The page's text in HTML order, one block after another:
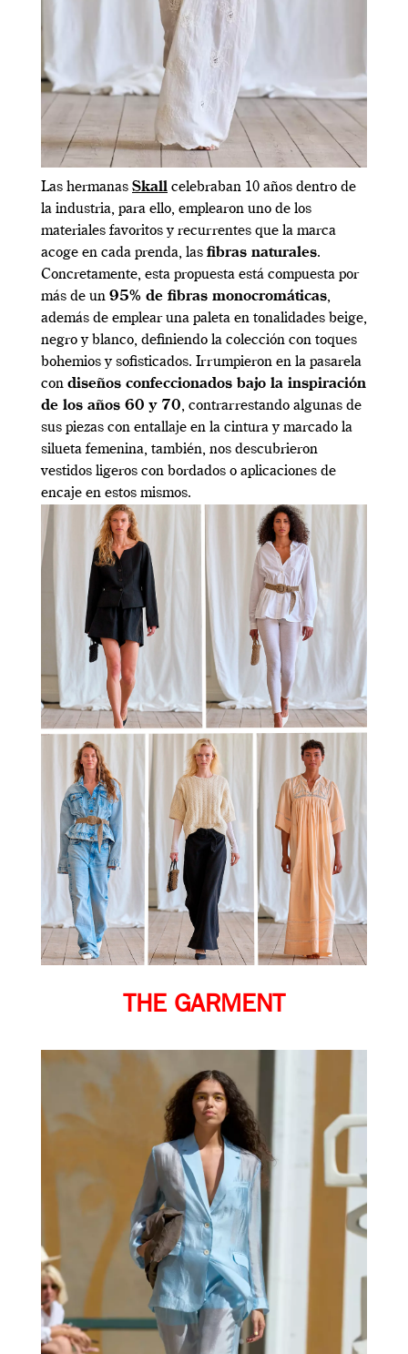
Las hermanas Skall celebraban 10 años dentro de
la industria, para ello, emplearon uno de los
materiales favoritos y recurrentes que la marca
acoge en cada prenda, las fibras naturales.
Concretamente, esta propuesta está compuesta por
más de un 95% de fibras monocromáticas,
además de emplear una paleta en tonalidades beige,
negro y blanco, definiendo la colección con toques
bohemios y sofisticados. Irrumpieron en la pasarela
con diseños confeccionados bajo la inspiración
de los años 60 y 70, contrarrestando algunas de
sus piezas con entallaje en la cintura y marcado la
silueta femenina, también, nos descubrieron
vestidos ligeros con bordados o aplicaciones de
encaje en estos mismos.
THE GARMENT